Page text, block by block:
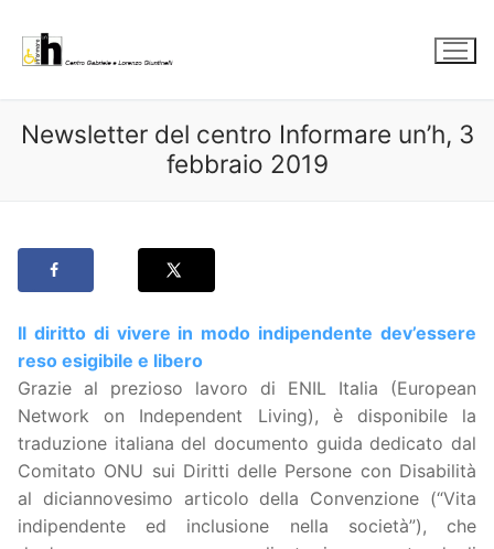
contenuto
Newsletter del centro Informare un’h, 3
febbraio 2019
Il diritto di vivere in modo indipendente dev’essere
reso esigibile e libero
Grazie al prezioso lavoro di ENIL Italia (European
Network on Independent Living), è disponibile la
traduzione italiana del documento guida dedicato dal
Comitato ONU sui Diritti delle Persone con Disabilità
al diciannovesimo articolo della Convenzione (“Vita
indipendente ed inclusione nella società”), che